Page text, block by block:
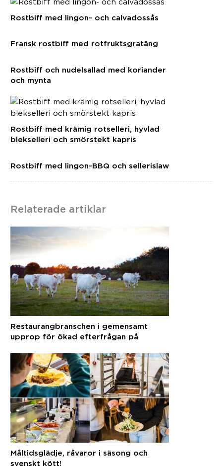
Rostbiff med lingon- och calvadossås
Fransk rostbiff med rotfruktsgratäng
Rostbiff och nudelsallad med koriander
och mynta
Rostbiff med krämig rotselleri, hyvlad
blekselleri och smörstekt kapris
Rostbiff med lingon-BBQ och sellerislaw
Relaterade artiklar
Restaurangbranschen i gemensamt
upprop för ökad efterfrågan på
Måltidsglädje, råvaror i säsong och
svenskt kött!